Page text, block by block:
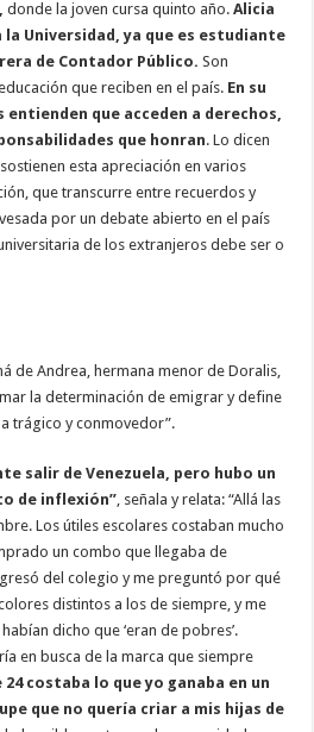
donde la joven cursa quinto año.Alicia
Universidad, ya que es estudiante
de Contador Público. Son
que reciben en el país. En su
que acceden a derechos,
que honran. Lo dicen
esta apreciación en varios
que transcurre entre recuerdos y
por un debate abierto en el país
de los extranjeros debe ser o
de Andrea, hermana menor de Doralis,
la determinación de emigrar y define
trágico y conmovedor”.
salir de Venezuela, pero hubo un
de inflexión”, señala y relata: “Allá las
Los útiles escolares costaban mucho
un combo que llegaba de
del colegio y me preguntó por qué
distintos a los de siempre, y me
dicho que ‘eran de pobres’.
en busca de la marca que siempre
24 costaba lo que yo ganaba en un
que no quería criar a mis hijas de